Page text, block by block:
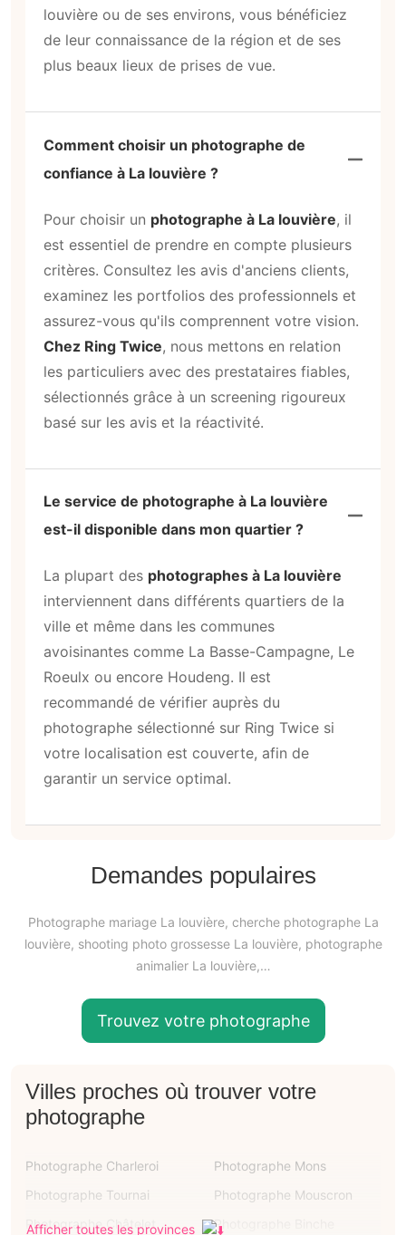
louvière ou de ses environs, vous bénéficiez
de leur connaissance de la région et de ses
plus beaux lieux de prises de vue.
Comment choisir un photographe de
confiance à La louvière ?
Pour choisir un photographe à La louvière, il
est essentiel de prendre en compte plusieurs
critères. Consultez les avis d'anciens clients,
examinez les portfolios des professionnels et
assurez-vous qu'ils comprennent votre vision.
Chez Ring Twice, nous mettons en relation
les particuliers avec des prestataires fiables,
sélectionnés grâce à un screening rigoureux
basé sur les avis et la réactivité.
Le service de photographe à La louvière
est-il disponible dans mon quartier ?
La plupart des photographes à La louvière
interviennent dans différents quartiers de la
ville et même dans les communes
avoisinantes comme La Basse-Campagne, Le
Roeulx ou encore Houdeng. Il est
recommandé de vérifier auprès du
photographe sélectionné sur Ring Twice si
votre localisation est couverte, afin de
garantir un service optimal.
Demandes populaires
Photographe mariage La louvière, cherche photographe La
louvière, shooting photo grossesse La louvière, photographe
animalier La louvière,…
Trouvez votre photographe
Villes proches où trouver votre
photographe
Photographe Charleroi
Photographe Mons
Photographe Tournai
Photographe Mouscron
Photographe Châtelet
Photographe Binche
Afficher toutes les provinces